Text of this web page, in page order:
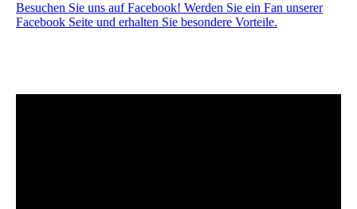
Besuchen Sie uns auf Facebook! Werden Sie ein Fan unserer
Facebook Seite und erhalten Sie besondere Vorteile.